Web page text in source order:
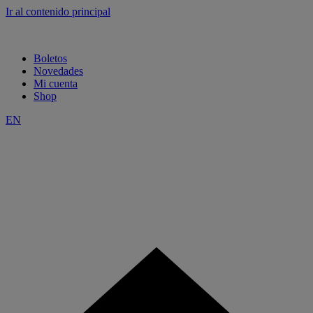
Ir al contenido principal
Boletos
Novedades
Mi cuenta
Shop
EN